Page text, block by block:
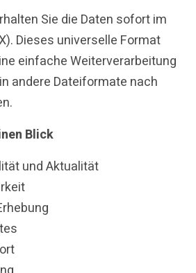
Sie die Daten sofort im
Dieses universelle Format
einfache Weiterverarbeitung
andere Dateiformate nach
Blick
und Aktualität